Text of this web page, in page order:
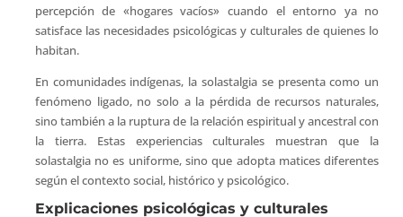
percepción de «hogares vacíos» cuando el entorno ya no
satisface las necesidades psicológicas y culturales de quienes lo
habitan.
En comunidades indígenas, la solastalgia se presenta como un
fenómeno ligado, no solo a la pérdida de recursos naturales,
sino también a la ruptura de la relación espiritual y ancestral con
la tierra. Estas experiencias culturales muestran que la
solastalgia no es uniforme, sino que adopta matices diferentes
según el contexto social, histórico y psicológico.
Explicaciones psicológicas y culturales